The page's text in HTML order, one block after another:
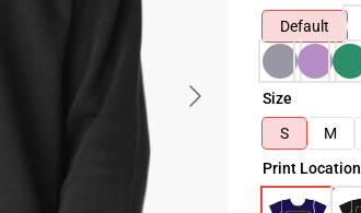
Default
Size
S
M
Print Location